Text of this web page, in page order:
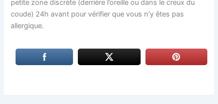
petite zone discrète (derrière l’oreille ou dans le creux du
coude) 24h avant pour vérifier que vous n’y êtes pas
allergique.